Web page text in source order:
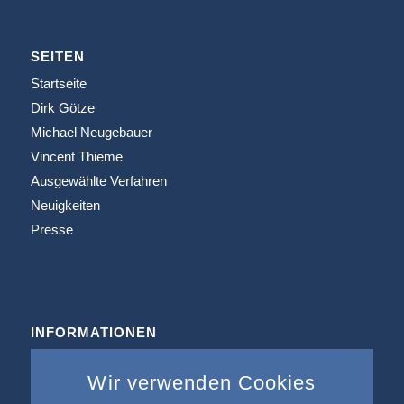
SEITEN
Startseite
Dirk Götze
Michael Neugebauer
Vincent Thieme
Ausgewählte Verfahren
Neuigkeiten
Presse
INFORMATIONEN
ImpressumWir verwenden Cookies